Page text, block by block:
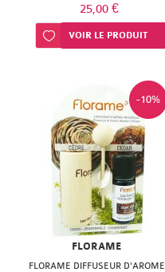
25,00 €
Ajouter à ma liste d’envie
VOIR LE PRODUIT
-10%
FLORAME
FLORAME DIFFUSEUR D'AROME